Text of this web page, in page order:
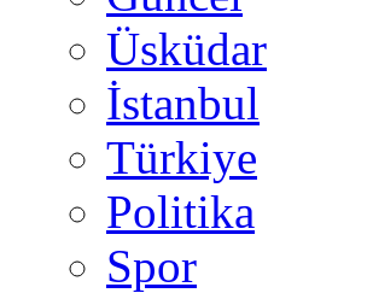
Üsküdar
İstanbul
Türkiye
Politika
Spor